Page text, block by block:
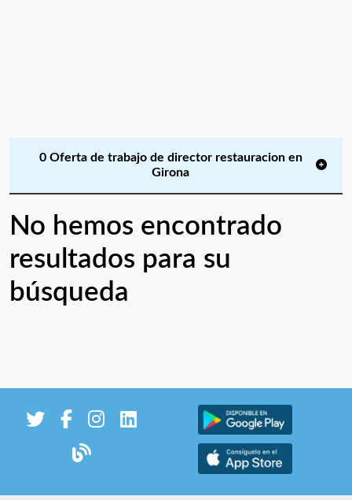
0 Oferta de trabajo de director restauracion en
Girona
No hemos encontrado
resultados para su
búsqueda